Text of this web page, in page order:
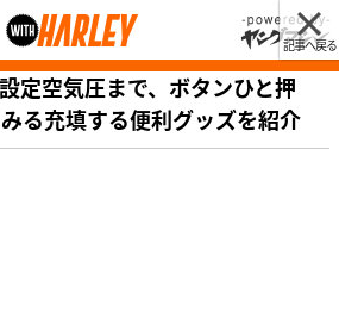
記事へ戻る
定空気圧まで、ボタンひと押
る充填する便利グッズを紹介